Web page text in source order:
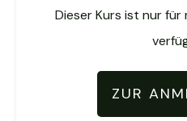
Dieser Kurs ist nur
ZUR